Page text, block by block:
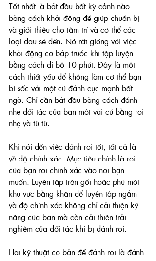
Tốt nhất là bắt đầu bất kỳ cảnh nào
bằng cách khởi động để giúp chuẩn bị
và giới thiệu cho tâm trí và cơ thể các
loại đau sẽ đến. Nó rất giống với việc
khởi động cơ bắp trước khi tập luyện
bằng cách đi bộ 10 phút. Đây là một
cách thiết yếu để không làm cơ thể bạn
bị sốc với một cú đánh cực mạnh bất
ngờ. Chỉ cần bắt đầu bằng cách đánh
nhẹ đối tác của bạn một vài cú bằng roi
nhẹ và từ từ.
Khi nói đến việc đánh roi tốt, tất cả là
về độ chính xác. Mục tiêu chính là roi
của bạn rơi chính xác vào nơi bạn
muốn. Luyện tập trên gối hoặc phủ một
khu vực bằng khăn để luyện tập ngắm
và độ chính xác không chỉ cải thiện kỹ
năng của bạn mà còn cải thiện trải
nghiệm của đối tác khi bị đánh roi.
Hai kỹ thuật cơ bản để đánh roi là đánh